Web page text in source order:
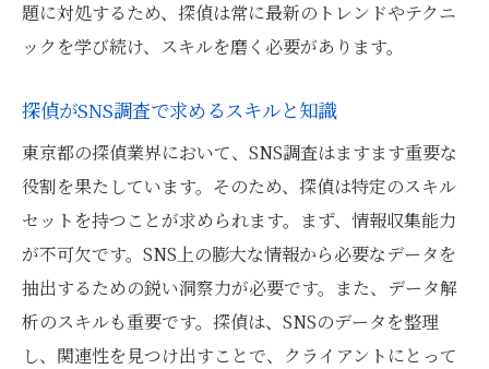
東京都の探偵が語るSNS調査の裏話
都市の喧騒の中で探偵が導き出すSNS調査の真
SNS調査が明らかにする都市の実情
探偵が語るSNS調査でのリアルな発見
都市とSNS調査の結びつき
探偵が追うSNS調査の真実
都市の喧騒に隠されたSNS調査のヒント
探偵が解き明かすSNS調査の新事実
題に対処するため、探偵は常に最新のトレンドやテクニ
ックを学び続け、スキルを磨く必要があります。
探偵がSNS調査で求めるスキルと知識
東京都の探偵業界において、SNS調査はますます重要な
役割を果たしています。そのため、探偵は特定のスキル
セットを持つことが求められます。まず、情報収集能力
が不可欠です。SNS上の膨大な情報から必要なデータを
抽出するための鋭い洞察力が必要です。また、データ解
析のスキルも重要です。探偵は、SNSのデータを整理
し、関連性を見つけ出すことで、クライアントにとって